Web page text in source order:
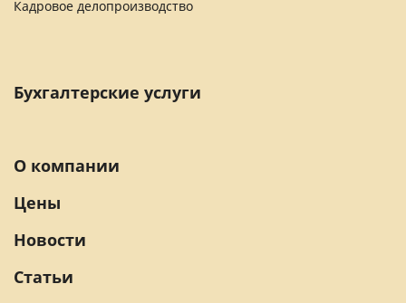
Кадровое делопроизводство
Бухгалтерские услуги
О компании
Цены
Новости
Статьи